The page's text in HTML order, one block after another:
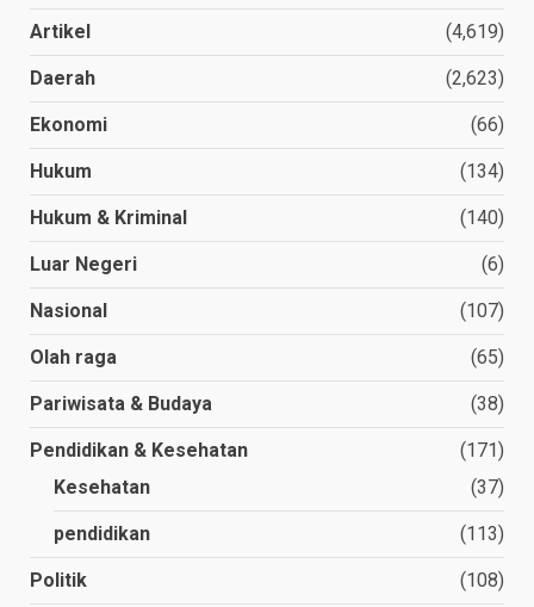
Artikel (4,619)
Daerah (2,623)
Ekonomi (66)
Hukum (134)
Hukum & Kriminal (140)
Luar Negeri (6)
Nasional (107)
Olah raga (65)
Pariwisata & Budaya (38)
Pendidikan & Kesehatan
(171)
Kesehatan
(37)
pendidikan (113)
Politik (108)